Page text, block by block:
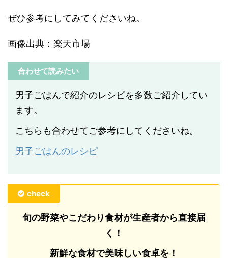
ぜひ参考にしてみてくださいね。
画像出典：楽天市場
合わせて読みたい
男子ごはんで紹介のレシピを多数ご紹介してい
ます。
こちらも合わせてご参考にしてくださいね。
男子ごはんのレシピ
check
旬の野菜やこだわり食材が生産者から直接届
く！
新鮮な食材で美味しい食卓を！